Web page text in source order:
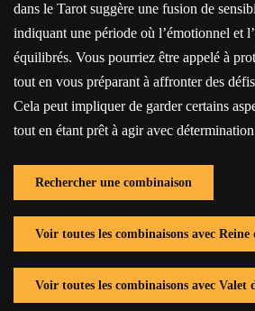
dans le Tarot suggère une fusion de
indiquant une période où l’émotionnel et
équilibrés. Vous pourriez être appelé à
tout en vous préparant à affronter des
Cela peut impliquer de garder certains
tout en étant prêt à agir avec
Rechercher une combinaison
Voir toutes les combinaisons avec Reine
Voir toutes les combinaisons avec Valet